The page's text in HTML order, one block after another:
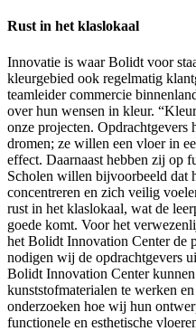
Rust in het klaslokaal
Innovatie is waar Bolidt voor
kleurgebied ook regelmatig
teamleider commercie
over hun wensen in kleur.
onze projecten. Opdrachtgevers
dromen; ze willen een vloer in
effect. Daarnaast hebben zij op
Scholen willen bijvoorbeeld dat
concentreren en zich veilig
rust in het klaslokaal, wat de
goede komt. Voor het
het Bolidt Innovation Center de
nodigen wij de opdrachtgevers
Bolidt Innovation Center
kunststofmaterialen te werken
onderzoeken hoe wij hun
functionele en esthetische